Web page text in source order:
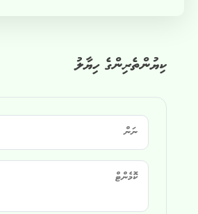
ކިޔުންތެރިންގެ ހިޔާލު